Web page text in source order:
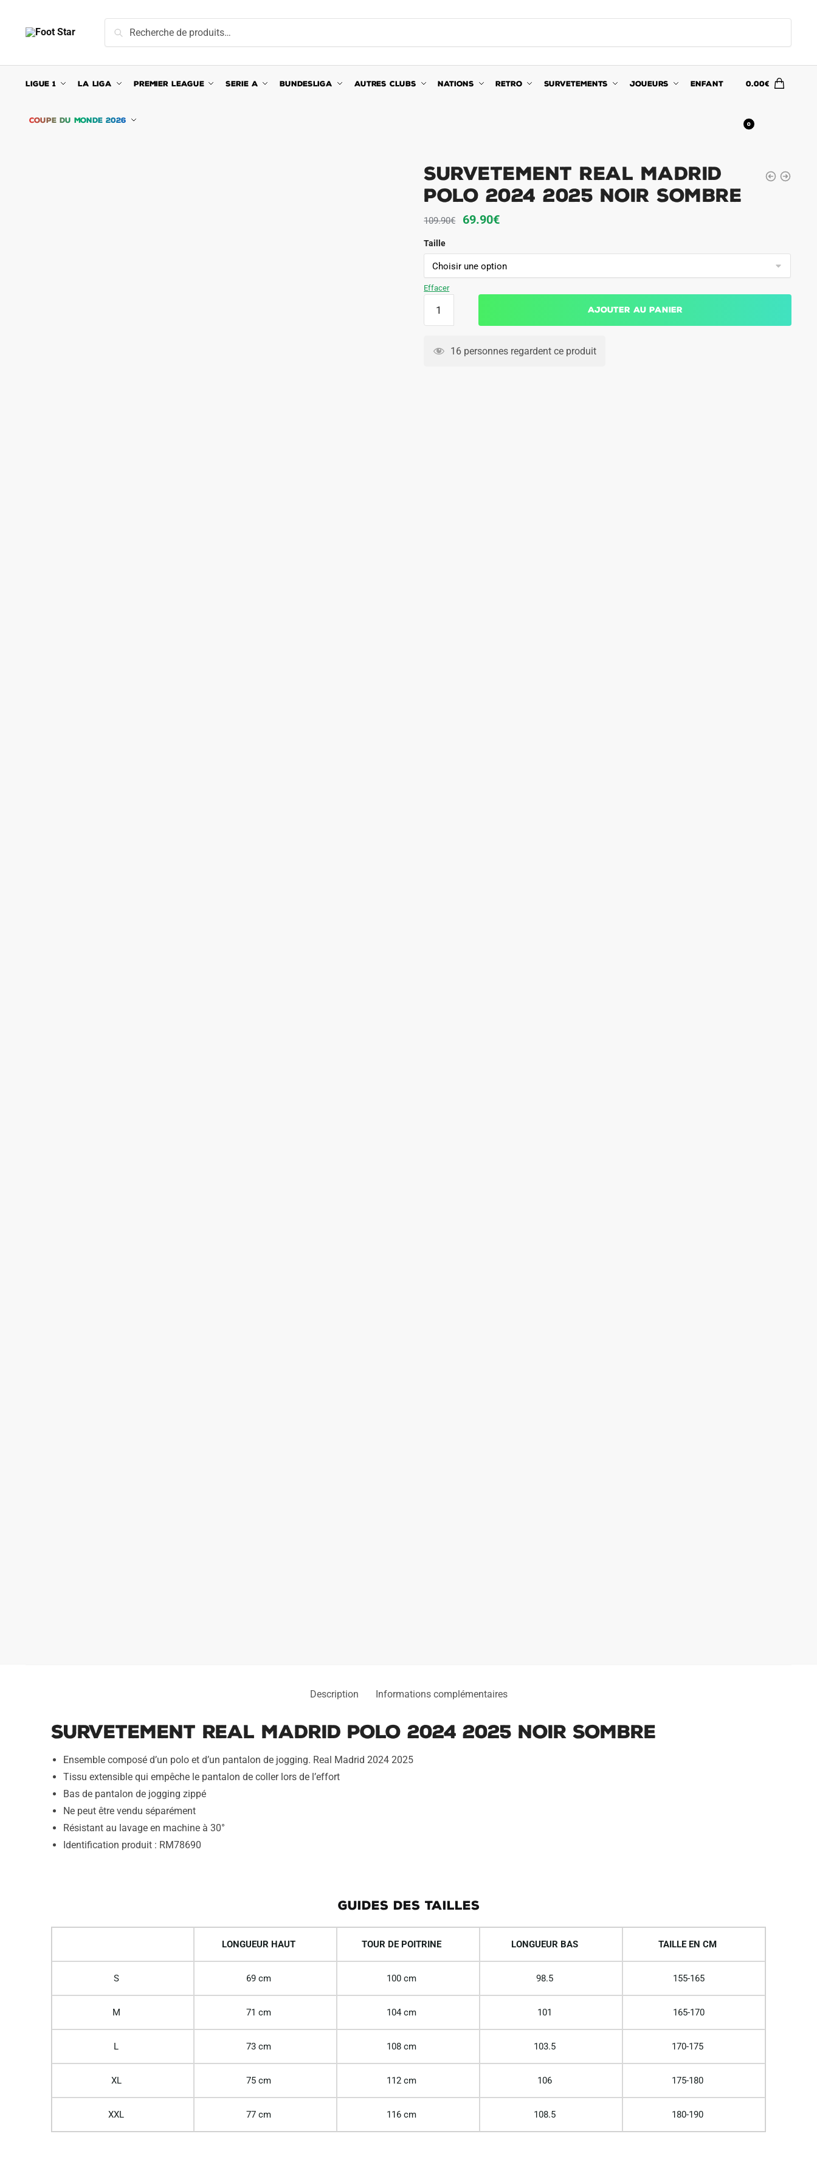
navigation
content
pour :
Recherche
LIGUE 1 LA LIGA PREMIER LEAGUE SERIE A BUNDESLIGA AUTRES CLUBS NATIONS RETRO SURVETEMENTS JOUEURS ENFANT
COUPE DU MONDE 2026
0.00€
0
Survetement Real Madrid
Polo 2024 2025 Noir Sombre
109.90€
Le
initial
était :
69.90€Le
actuel
est :
Taille
Effacer
Real
Ajouter au panier
16 personnes regardent ce produit
Description Informations complémentaires
Survetement Real Madrid Polo 2024 2025 Noir Sombre
Ensemble composé d’un polo et d’un pantalon de jogging. Real Madrid 2024 2025
Tissu extensible qui empêche le pantalon de coller lors de l’effort
Bas de pantalon de jogging zippé
Ne peut être vendu séparément
Résistant au lavage en machine à 30°
Identification produit : RM78690
GUIDES DES TAILLES
LONGUEUR HAUT TOUR DE POITRINE LONGUEUR BAS TAILLE EN CM
S 69 cm 100 cm 98.5 155-165
M 71 cm 104 cm 101 165-170
L 73 cm 108 cm 103.5 170-175
XL 75 cm 112 cm 106 175-180
XXL 77 cm 116 cm 108.5 180-190